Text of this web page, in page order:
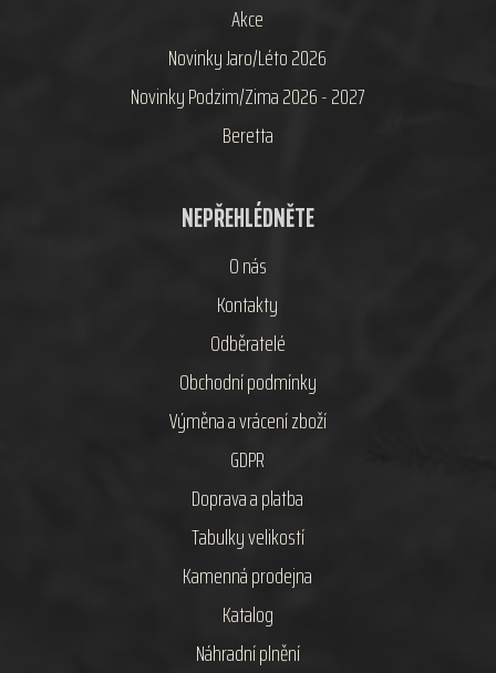
Akce
Novinky Jaro/Léto 2026
Novinky Podzim/Zima 2026 - 2027
Beretta
NEPŘEHLÉDNĚTE
O nás
Kontakty
Odběratelé
Obchodní podmínky
Výměna a vrácení zboží
GDPR
Doprava a platba
Tabulky velikostí
Kamenná prodejna
Katalog
Náhradní plnění